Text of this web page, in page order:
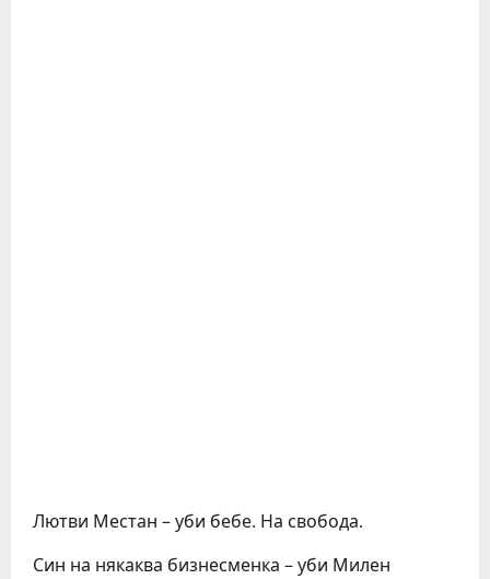
Лютви Местан – уби бебе. На свобода.
Син на някаква бизнесменка – уби Милен